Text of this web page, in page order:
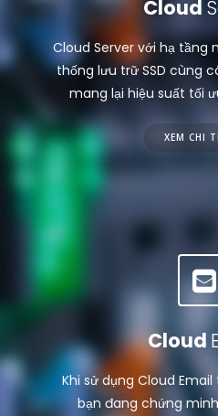
Cloud
Cloud Server với hạ tầng
thống lưu trữ SSD cùng
mang lại hiệu suất tối
XEM CHI
Cloud
Khi sử dụng Cloud
bạn đang chứng